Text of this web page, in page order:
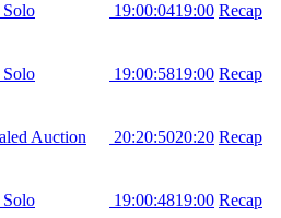
19:00:0419:00 Recap
19:00:5819:00 Recap
Auction 20:20:5020:20 Recap
19:00:4819:00 Recap